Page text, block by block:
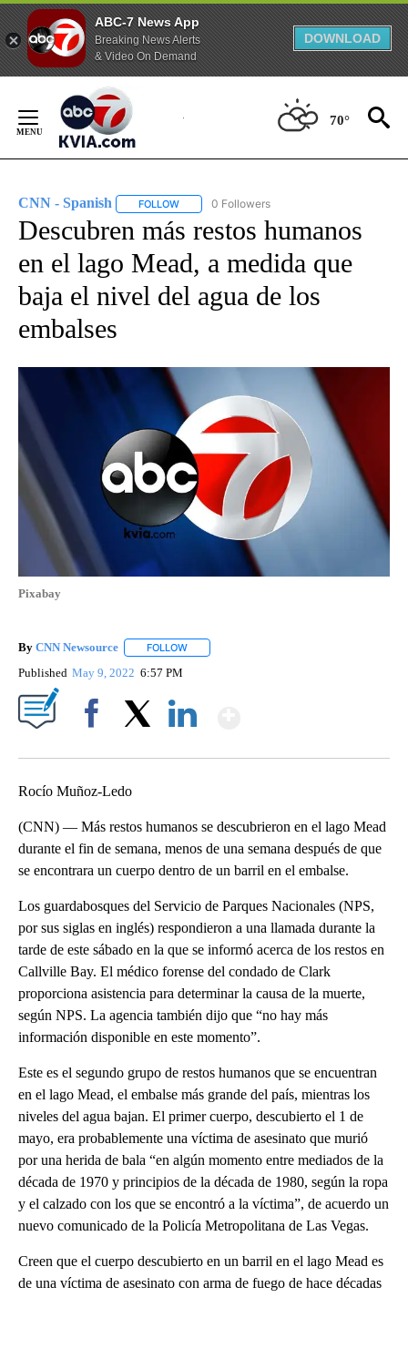
ABC-7 News App
Breaking News Alerts
& Video On Demand
DOWNLOAD
Content
70°
CNN - Spanish FOLLOW FOLLOW "CNN - SPANISH" TO RECEIVE
0 Followers
Descubren más restos humanos
en el lago Mead, a medida que
baja el nivel del agua de los
embalses
Pixabay
By CNN Newsource FOLLOW
Published May 9, 2022 6:57 PM
Rocío Muñoz-Ledo
(CNN) — Más restos humanos se descubrieron en el lago Mead
durante el fin de semana, menos de una semana después de que
se encontrara un cuerpo dentro de un barril en el embalse.
Los guardabosques del Servicio de Parques Nacionales (NPS,
por sus siglas en inglés) respondieron a una llamada durante la
tarde de este sábado en la que se informó acerca de los restos en
Callville Bay. El médico forense del condado de Clark
proporciona asistencia para determinar la causa de la muerte,
según NPS. La agencia también dijo que “no hay más
información disponible en este momento”.
Este es el segundo grupo de restos humanos que se encuentran
en el lago Mead, el embalse más grande del país, mientras los
niveles del agua bajan. El primer cuerpo, descubierto el 1 de
mayo, era probablemente una víctima de asesinato que murió
por una herida de bala “en algún momento entre mediados de la
década de 1970 y principios de la década de 1980, según la ropa
y el calzado con los que se encontró a la víctima”, de acuerdo un
nuevo comunicado de la Policía Metropolitana de Las Vegas.
Creen que el cuerpo descubierto en un barril en el lago Mead es
de una víctima de asesinato con arma de fuego de hace décadas